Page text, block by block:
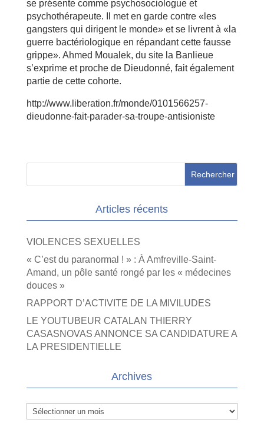
se présente comme psychosociologue et
psychothérapeute. Il met en garde contre «les
gangsters qui dirigent le monde» et se livrent à «la
guerre bactériologique en répandant cette fausse
grippe». Ahmed Moualek, du site la Banlieue
s’exprime et proche de Dieudonné, fait également
partie de cette cohorte.
http://www.liberation.fr/monde/0101566257-
dieudonne-fait-parader-sa-troupe-antisioniste
Articles récents
VIOLENCES SEXUELLES
« C’est du paranormal ! » : À Amfreville-Saint-
Amand, un pôle santé rongé par les « médecines
douces »
RAPPORT D’ACTIVITE DE LA MIVILUDES
LE YOUTUBEUR CATALAN THIERRY
CASASNOVAS ANNONCE SA CANDIDATURE A
LA PRESIDENTIELLE
Archives
Archives